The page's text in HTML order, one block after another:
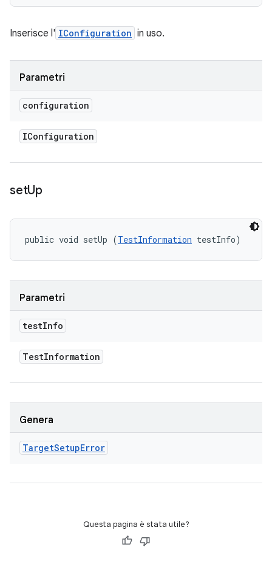
Inserisce l' IConfiguration in uso.
Parametri
configuration
IConfiguration
setUp
public void setUp (TestInformation testInfo)
Parametri
testInfo
TestInformation
Genera
TargetSetupError
Questa pagina è stata utile?